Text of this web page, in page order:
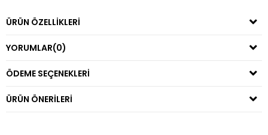
ÜRÜN ÖZELLIKLERI
YORUMLAR(0)
ÖDEME SEÇENEKLERI
ÜRÜN ÖNERILERI